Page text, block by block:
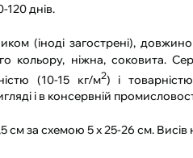
120 днів.
(іноді загострені),
кольору, ніжна, соковита.
(10-15 кг/м2) і
і в консервній
см за схемою 5 х 25-26 см.